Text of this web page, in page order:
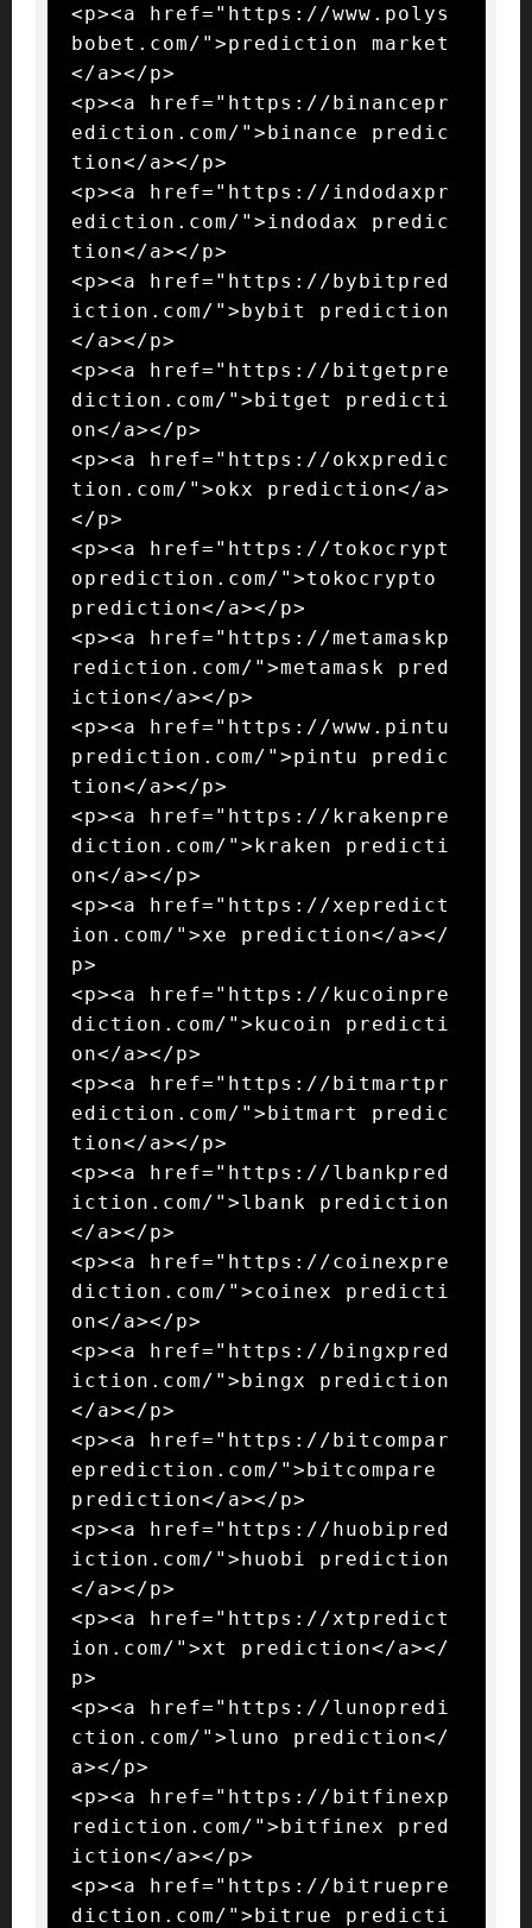
<p><a href="https://www.polys
bobet.com/">prediction market
</a></p>
<p><a href="https://binancepr
ediction.com/">binance predic
tion</a></p>
<p><a href="https://indodaxpr
ediction.com/">indodax predic
tion</a></p>
<p><a href="https://bybitpred
iction.com/">bybit prediction
</a></p>
<p><a href="https://bitgetpre
diction.com/">bitget predicti
on</a></p>
<p><a href="https://okxpredic
tion.com/">okx prediction</a>
</p>
<p><a href="https://tokocrypt
oprediction.com/">tokocrypto
prediction</a></p>
<p><a href="https://metamaskp
rediction.com/">metamask pred
iction</a></p>
<p><a href="https://www.pintu
prediction.com/">pintu predic
tion</a></p>
<p><a href="https://krakenpre
diction.com/">kraken predicti
on</a></p>
<p><a href="https://xepredict
ion.com/">xe prediction</a></
p>
<p><a href="https://kucoinpre
diction.com/">kucoin predicti
on</a></p>
<p><a href="https://bitmartpr
ediction.com/">bitmart predic
tion</a></p>
<p><a href="https://lbankpred
iction.com/">lbank prediction
</a></p>
<p><a href="https://coinexpre
diction.com/">coinex predicti
on</a></p>
<p><a href="https://bingxpred
iction.com/">bingx prediction
</a></p>
<p><a href="https://bitcompar
eprediction.com/">bitcompare
prediction</a></p>
<p><a href="https://huobipred
iction.com/">huobi prediction
</a></p>
<p><a href="https://xtpredict
ion.com/">xt prediction</a></
p>
<p><a href="https://lunopredi
ction.com/">luno prediction</
a></p>
<p><a href="https://bitfinexp
rediction.com/">bitfinex pred
iction</a></p>
<p><a href="https://bitruepre
diction.com/">bitrue predicti